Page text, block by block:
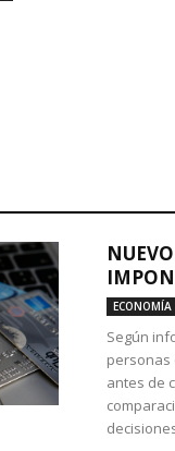
ECONOMÍA
Según
personas
antes de